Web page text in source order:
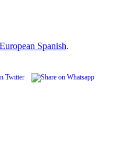
European Spanish.